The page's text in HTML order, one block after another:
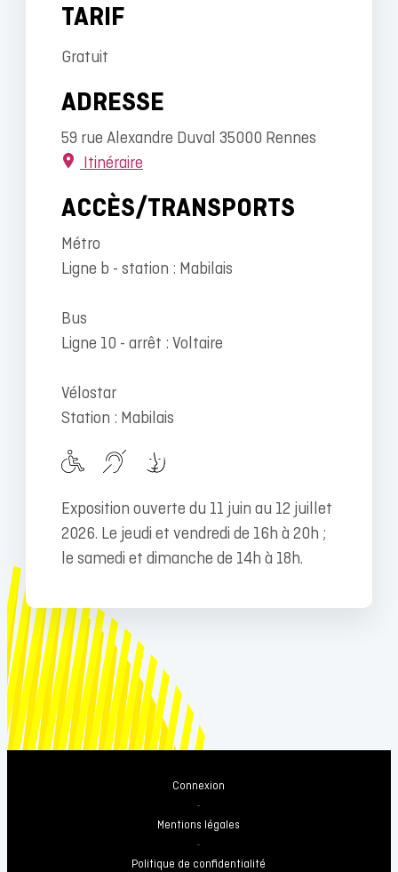
TARIF
Gratuit
ADRESSE
59 rue Alexandre Duval 35000 Rennes
Itinéraire
ACCÈS/TRANSPORTS
Métro
Ligne b - station : Mabilais
Bus
Ligne 10 - arrêt : Voltaire
Vélostar
Station : Mabilais
Exposition ouverte du 11 juin au 12 juillet
2026. Le jeudi et vendredi de 16h à 20h ;
le samedi et dimanche de 14h à 18h.
Connexion
-
Mentions légales
-
Politique de confidentialité